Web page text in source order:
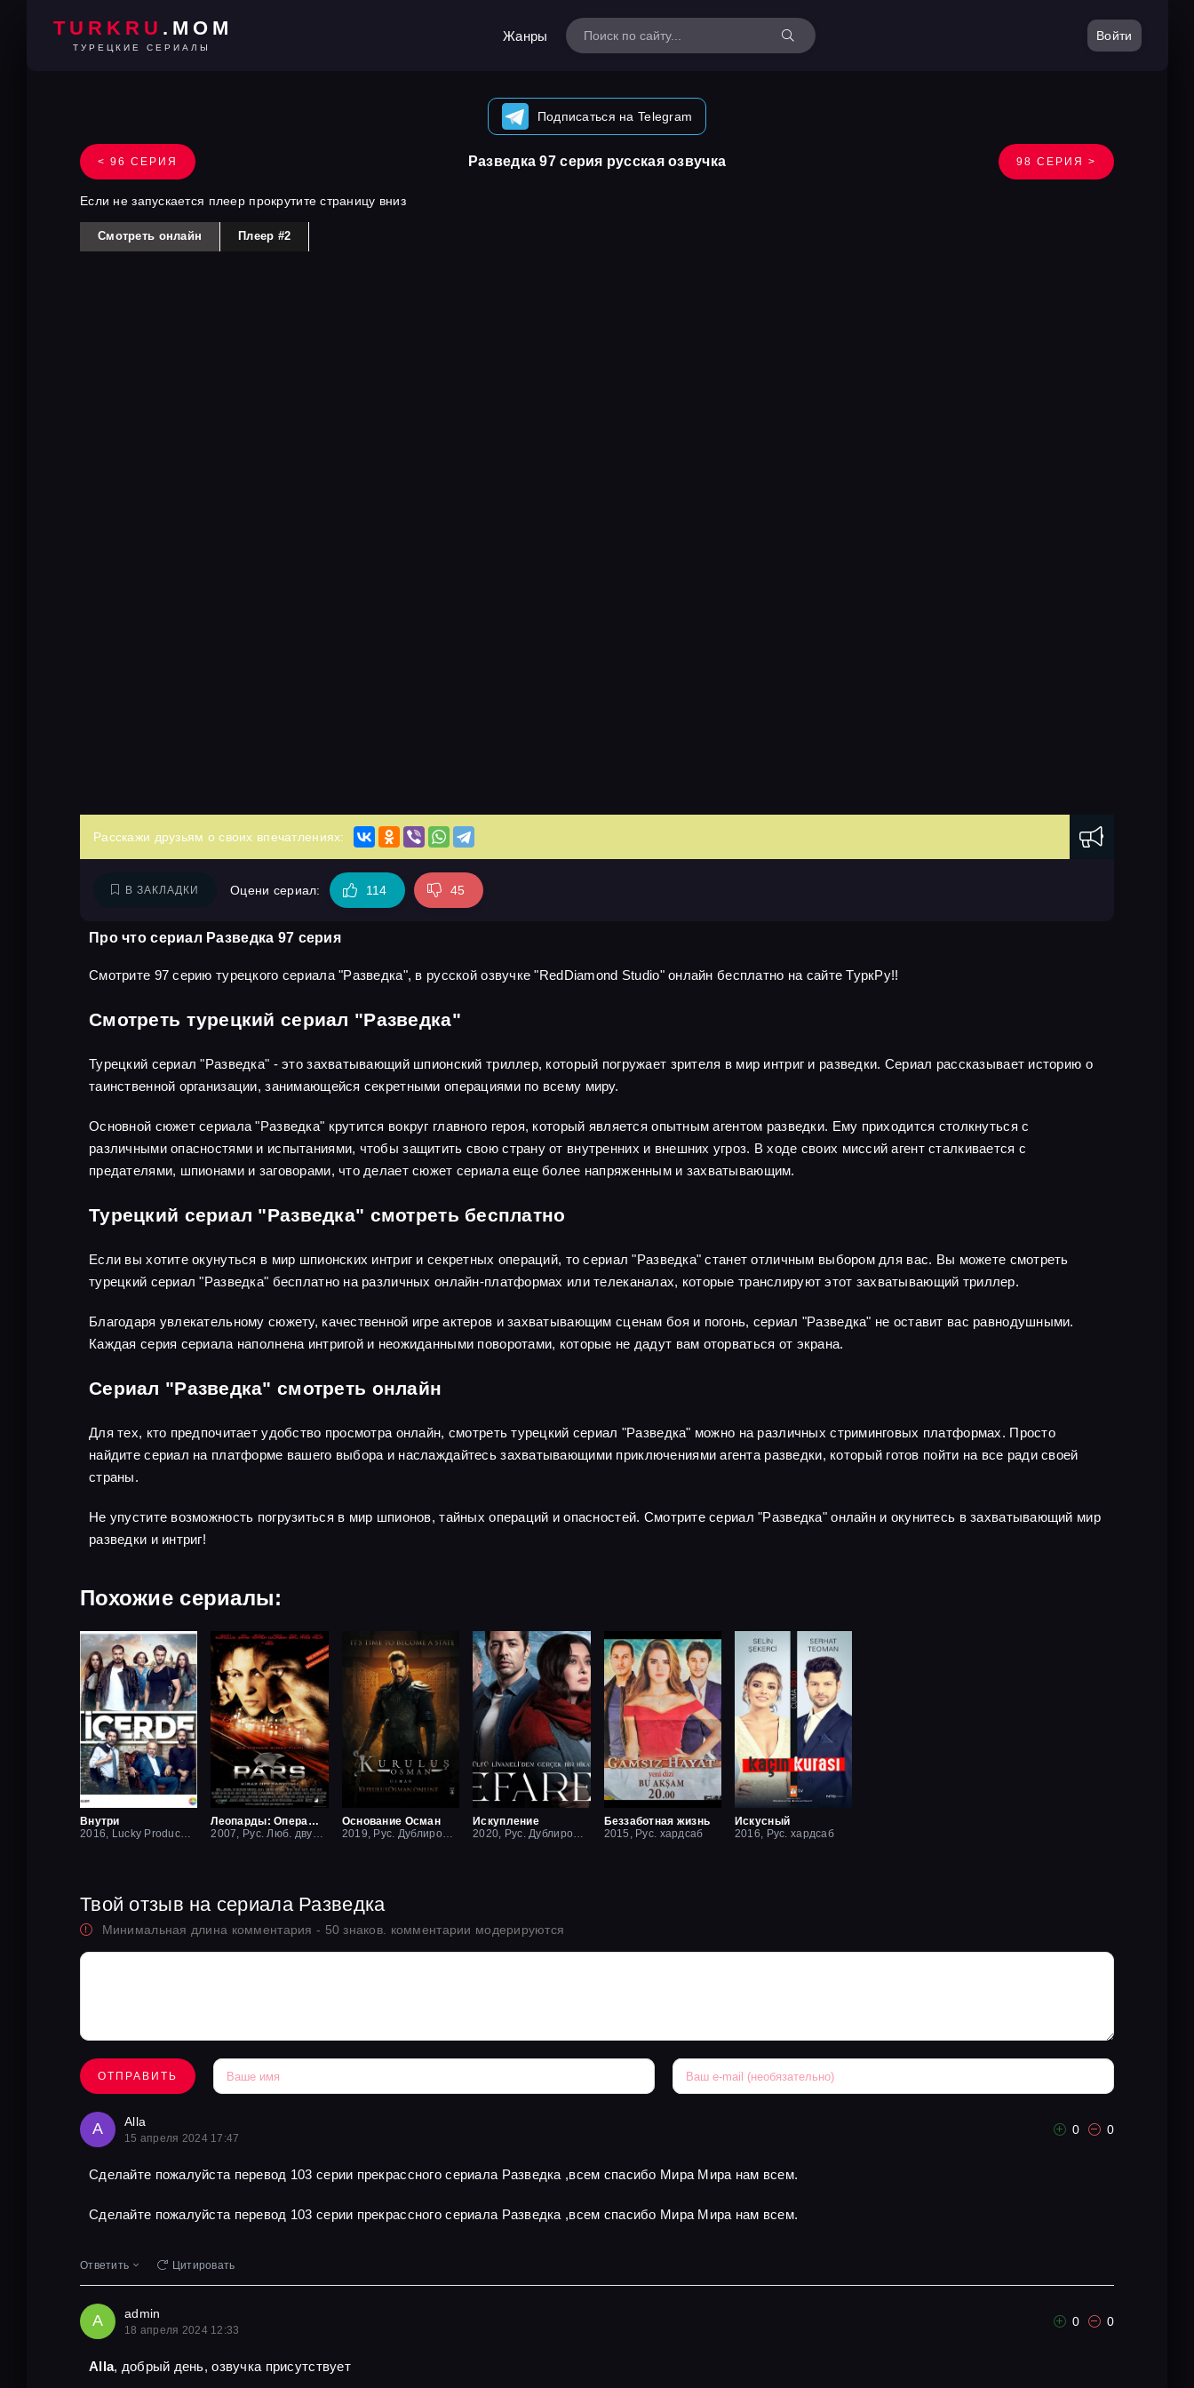
TURKRU .MOM
ТУРЕЦКИЕ СЕРИАЛЫ
Жанры Войти
Подписаться на Telegram
< 96 СЕРИЯ Разведка 97 серия русская озвучка 98 СЕРИЯ >
Если не запускается плеер прокрутите страницу вниз
Смотреть онлайн Плеер #2
Расскажи друзьям о своих впечатлениях:
В ЗАКЛАДКИ Оцени сериал: 114 45
Про что сериал Разведка 97 серия
Смотрите 97 серию турецкого сериала "Разведка", в русской озвучке "RedDiamond Studio" онлайн бесплатно на сайте ТуркРу!!
Смотреть турецкий сериал "Разведка"
Турецкий сериал "Разведка" - это захватывающий шпионский триллер, который погружает зрителя в мир интриг и разведки. Сериал рассказывает историю о
таинственной организации, занимающейся секретными операциями по всему миру.
Основной сюжет сериала "Разведка" крутится вокруг главного героя, который является опытным агентом разведки. Ему приходится столкнуться с
различными опасностями и испытаниями, чтобы защитить свою страну от внутренних и внешних угроз. В ходе своих миссий агент сталкивается с
предателями, шпионами и заговорами, что делает сюжет сериала еще более напряженным и захватывающим.
Турецкий сериал "Разведка" смотреть бесплатно
Если вы хотите окунуться в мир шпионских интриг и секретных операций, то сериал "Разведка" станет отличным выбором для вас. Вы можете смотреть
турецкий сериал "Разведка" бесплатно на различных онлайн-платформах или телеканалах, которые транслируют этот захватывающий триллер.
Благодаря увлекательному сюжету, качественной игре актеров и захватывающим сценам боя и погонь, сериал "Разведка" не оставит вас равнодушными.
Каждая серия сериала наполнена интригой и неожиданными поворотами, которые не дадут вам оторваться от экрана.
Сериал "Разведка" смотреть онлайн
Для тех, кто предпочитает удобство просмотра онлайн, смотреть турецкий сериал "Разведка" можно на различных стриминговых платформах. Просто
найдите сериал на платформе вашего выбора и наслаждайтесь захватывающими приключениями агента разведки, который готов пойти на все ради своей
страны.
Не упустите возможность погрузиться в мир шпионов, тайных операций и опасностей. Смотрите сериал "Разведка" онлайн и окунитесь в захватывающий мир
разведки и интриг!
Похожие сериалы:
Внутри
Леопарды: Операция вишня
Основание Осман
Искупление
Беззаботная жизнь
2015, Рус. хардсаб
Искусный
2016, Рус. хардсаб
Твой отзыв на сериала Разведка
Минимальная длина комментария - 50 знаков. комментарии модерируются
ОТПРАВИТЬ
A Alla
15 апреля 2024 17:47
0 0
Сделайте пожалуйста перевод 103 серии прекрассного сериала Разведка ,всем спасибо Мира Мира нам всем.
Сделайте пожалуйста перевод 103 серии прекрассного сериала Разведка ,всем спасибо Мира Мира нам всем.
Ответить Цитировать
A admin
18 апреля 2024 12:33
0 0
Alla, добрый день, озвучка присутствует